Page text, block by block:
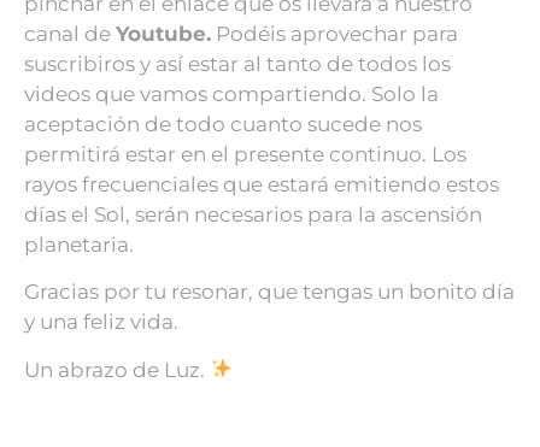
canal de Youtube. Podéis aprovechar para
suscribiros y así estar al tanto de todos los
videos que vamos compartiendo. Solo la
aceptación de todo cuanto sucede nos
permitirá estar en el presente continuo. Los
rayos frecuenciales que estará emitiendo estos
días el Sol, serán necesarios para la ascensión
planetaria.
Gracias por tu resonar, que tengas un bonito día
y una feliz vida.
Un abrazo de Luz.